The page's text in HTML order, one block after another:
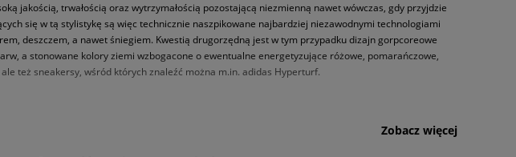
jakością, trwałością oraz wytrzymałością pozostającą niezmienną nawet wówczas, gdy przyjdzie
się w tą stylistykę są więc technicznie naszpikowane najbardziej niezawodnymi technologiami
deszczem, a nawet śniegiem. Kwestią drugorzędną jest w tym przypadku dizajn gorpcoreowe
a stonowane kolory ziemi wzbogacone o ewentualne energetyzujące różowe, pomarańczowe,
też sneakersy, wśród których znaleźć można m.in. adidas Hyperturf.
Zobacz więcej